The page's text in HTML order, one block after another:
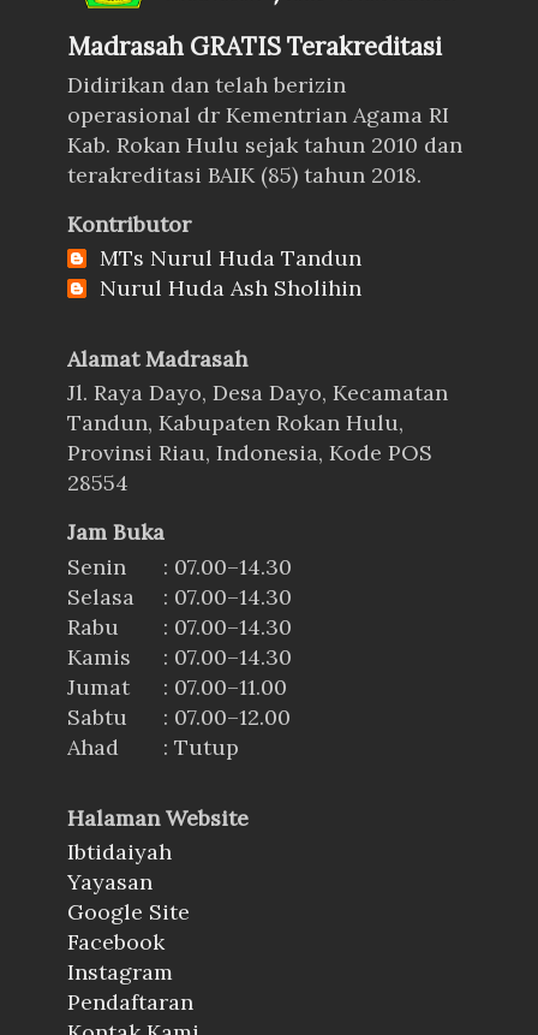
Madrasah GRATIS Terakreditasi
Didirikan dan telah berizin
operasional dr Kementrian Agama RI
Kab. Rokan Hulu sejak tahun 2010 dan
terakreditasi BAIK (85) tahun 2018.
Kontributor
MTs Nurul Huda Tandun
Nurul Huda Ash Sholihin
Alamat Madrasah
Jl. Raya Dayo, Desa Dayo, Kecamatan
Tandun, Kabupaten Rokan Hulu,
Provinsi Riau, Indonesia, Kode POS
28554
Jam Buka
Senin
: 07.00–14.30
Selasa
: 07.00–14.30
Rabu
: 07.00–14.30
Kamis
: 07.00–14.30
Jumat
: 07.00–11.00
Sabtu
: 07.00–12.00
Ahad
: Tutup
Halaman Website
Ibtidaiyah
Yayasan
Google Site
Facebook
Instagram
Pendaftaran